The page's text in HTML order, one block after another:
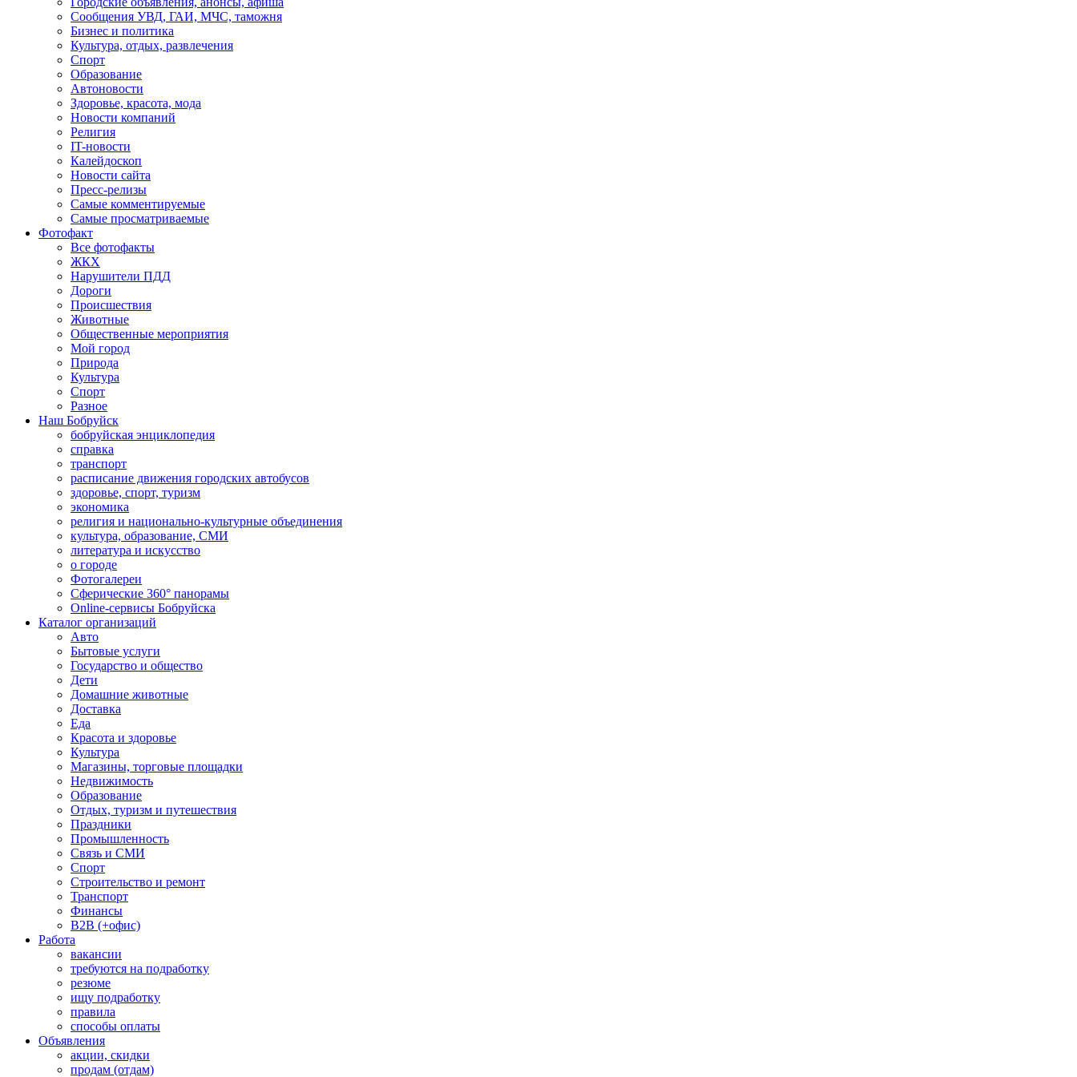
Сообщения УВД, ГАИ, МЧС, таможня
Бизнес и политика
Культура, отдых, развлечения
Спорт
Образование
Автоновости
Здоровье, красота, мода
Новости компаний
Религия
IT-новости
Калейдоскоп
Новости сайта
Пресс-релизы
Самые комментируемые
Самые просматриваемые
Фотофакт
Все фотофакты
ЖКХ
Нарушители ПДД
Дороги
Происшествия
Животные
Общественные мероприятия
Мой город
Природа
Культура
Спорт
Разное
Наш Бобруйск
бобруйская энциклопедия
справка
транспорт
расписание движения городских автобусов
здоровье, спорт, туризм
экономика
религия и национально-культурные объединения
культура, образование, СМИ
литература и искусство
о городе
Фотогалереи
Сферические 360° панорамы
Online-сервисы Бобруйска
Каталог организаций
Авто
Бытовые услуги
Государство и общество
Дети
Домашние животные
Доставка
Еда
Красота и здоровье
Культура
Магазины, торговые площадки
Недвижимость
Образование
Отдых, туризм и путешествия
Праздники
Промышленность
Связь и СМИ
Спорт
Строительство и ремонт
Транспорт
Финансы
B2B (+офис)
Работа
вакансии
требуются на подработку
резюме
ищу подработку
правила
способы оплаты
Объявления
акции, скидки
продам (отдам)